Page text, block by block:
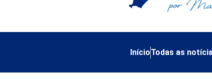
InícioTodas as